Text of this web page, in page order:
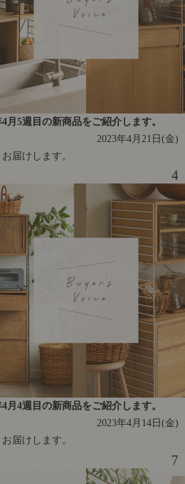
月5週目の新商品をご紹介します。
2023年4月21日(金)
届けします。
4
月4週目の新商品をご紹介します。
2023年4月14日(金)
届けします。
7